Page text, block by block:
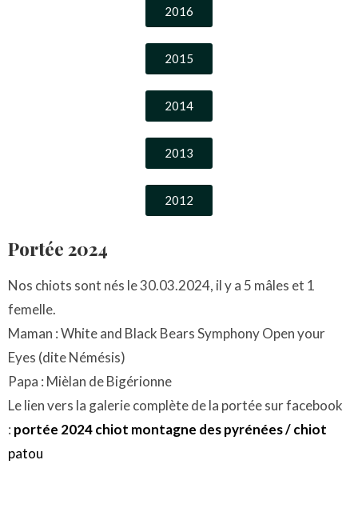
2016
2015
2014
2013
2012
Portée 2024
Nos chiots sont nés le 30.03.2024, il y a 5 mâles et 1
femelle.
Maman : White and Black Bears Symphony Open your
Eyes (dite Némésis)
Papa : Mièlan de Bigérionne
Le lien vers la galerie complète de la portée sur facebook
: portée 2024 chiot montagne des pyrénées / chiot
patou